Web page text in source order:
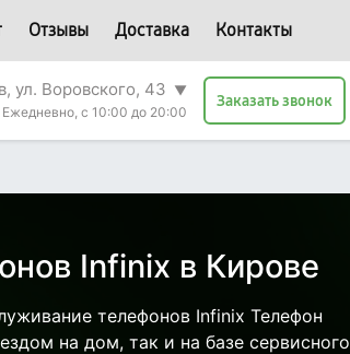
Отзывы Доставка Контакты
ул. Воровского, 43 ▼
Ежедневно, с 10:00 до 20:00
Заказать звонок
Infinix в Кирове
телефонов Infinix Телефон
на дом, так и на базе сервисного